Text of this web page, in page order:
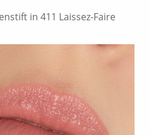
in 411 Laissez-Faire